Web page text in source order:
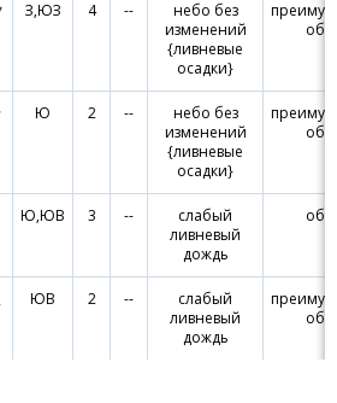
З,ЮЗ 4 --
небо без
изменений
{ливневые
осадки}
Ю 2 --
небо без
изменений
{ливневые
осадки}
Ю,ЮВ 3 --
слабый
ливневый
дождь
ЮВ 2 --
слабый
ливневый
дождь